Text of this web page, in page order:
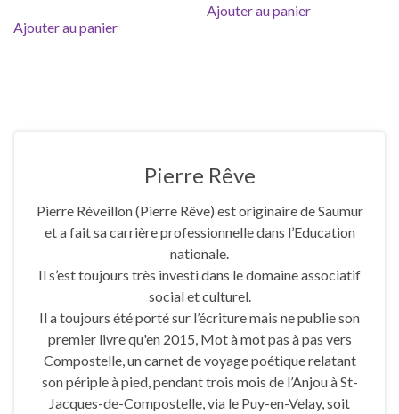
Ajouter au panier
Ajouter au panier
Pierre Rêve
Pierre Réveillon (Pierre Rêve) est originaire de Saumur
et a fait sa carrière professionnelle dans l’Education
nationale.
Il s’est toujours très investi dans le domaine associatif
social et culturel.
Il a toujours été porté sur l’écriture mais ne publie son
premier livre qu'en 2015, Mot à mot pas à pas vers
Compostelle, un carnet de voyage poétique relatant
son périple à pied, pendant trois mois de l’Anjou à St-
Jacques-de-Compostelle, via le Puy-en-Velay, soit